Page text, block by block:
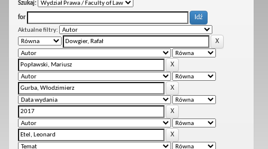
Szukaj:
for
Aktualne filtry: